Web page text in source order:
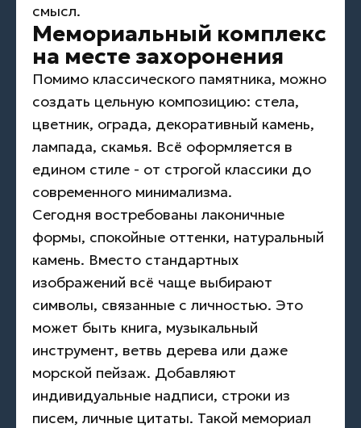
смысл.
Мемориальный комплекс
на месте захоронения
Помимо классического памятника, можно
создать цельную композицию: стела,
цветник, ограда, декоративный камень,
лампада, скамья. Всё оформляется в
едином стиле - от строгой классики до
современного минимализма.
Сегодня востребованы лаконичные
формы, спокойные оттенки, натуральный
камень. Вместо стандартных
изображений всё чаще выбирают
символы, связанные с личностью. Это
может быть книга, музыкальный
инструмент, ветвь дерева или даже
морской пейзаж. Добавляют
индивидуальные надписи, строки из
писем, личные цитаты. Такой мемориал